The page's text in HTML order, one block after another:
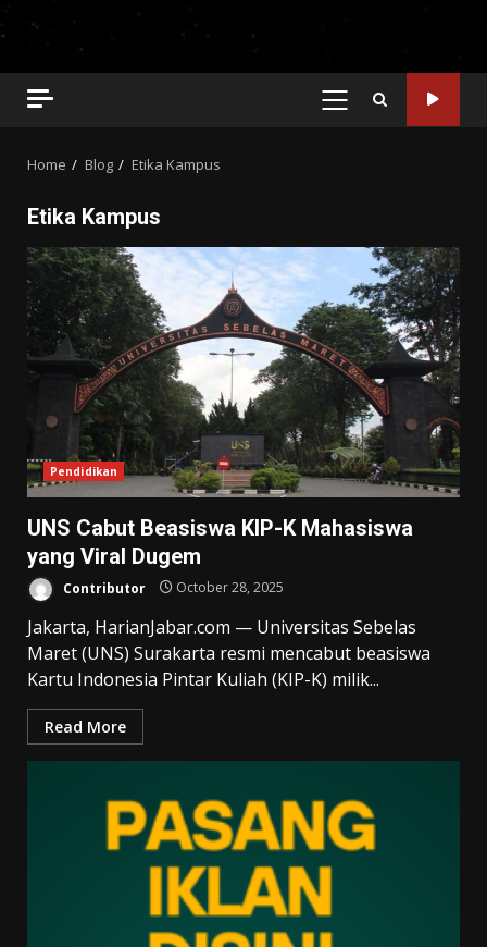
PRIMARY
Home Blog Etika Kampus
Etika Kampus
Pendidikan
UNS Cabut Beasiswa KIP-K Mahasiswa
yang Viral Dugem
Contributor October 28, 2025
Jakarta, HarianJabar.com — Universitas Sebelas
Maret (UNS) Surakarta resmi mencabut beasiswa
Kartu Indonesia Pintar Kuliah (KIP-K) milik...
Read More